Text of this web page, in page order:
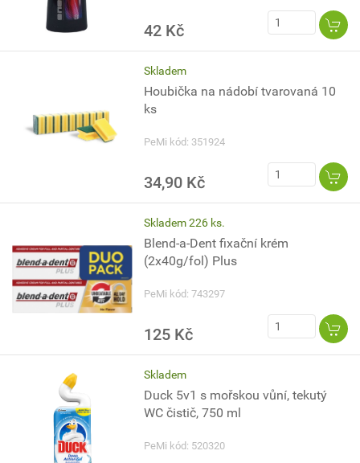
42 Kč
Skladem
Houbička na nádobí tvarovaná 10
ks
PeMi kód: 351924
34,90 Kč
Skladem 226 ks.
Blend-a-Dent fixační krém
(2x40g/fol) Plus
PeMi kód: 743297
125 Kč
Skladem
Duck 5v1 s mořskou vůní, tekutý
WC čistič, 750 ml
PeMi kód: 520320